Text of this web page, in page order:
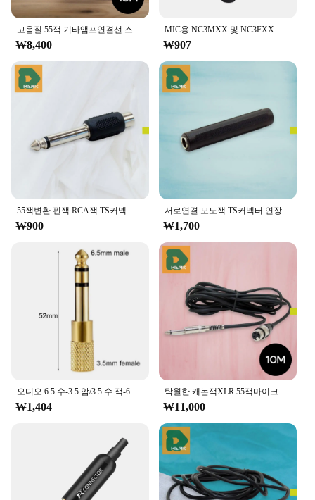
고음질 55잭 기타앰프연결선 스피커 오디오케이블 음향 스테레오 단자 컴퓨터 DMB 커넥터 헤드폰 음성 마이크
₩8,400
MIC용 NC3MXX 및 NC3FXX XLR 커넥터, 3 핀, 납땜 XL 수 플러그 및 암 잭, 오디오 마이크 커넥터, 7 가지 색상 사용 가능, 1 개
₩907
55잭변환 핀잭 RCA잭 TS커넥터 변환젠더 기타 모노 잭 무게 호환 수명 혁신 지속시간 품질 기능 상 소재 크기
₩900
서로연결 모노잭 TS커넥터 연장젠더 55잭중계기 AV 용량 지속시간 무게 포장 배터리 호환 화면 속도 소재 크기
₩1,700
오디오 6.5 수-3.5 암/3.5 수 잭-6.35 암 어댑터 앰프 어댑터, 소형-대형 마이크로
₩1,404
탁월한 캐논잭XLR 55잭마이크케이블 5M 마이크선 플러그 채널 내구성 핀 고음질 커넥터 멀티 스테레오 모노 방진
₩11,000